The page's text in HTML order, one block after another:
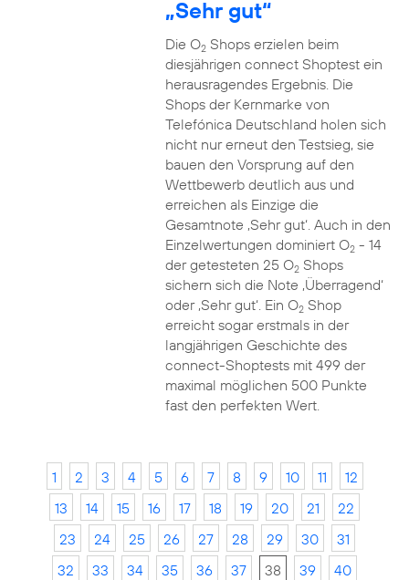
„Sehr gut“
Die O2Shops erzielen beim
diesjährigen connect Shoptest ein
herausragendes Ergebnis. Die
Shops der Kernmarke von
Telefónica Deutschland holen sich
nicht nur erneut den Testsieg, sie
bauen den Vorsprung auf den
Wettbewerb deutlich aus und
erreichen als Einzige die
Gesamtnote ‚Sehr gut‘. Auch in den
Einzelwertungen dominiert O2- 14
der getesteten 25 O2Shops
sichern sich die Note ‚Überragend‘
oder ‚Sehr gut‘. Ein O2Shop
erreicht sogar erstmals in der
langjährigen Geschichte des
connect-Shoptests mit 499 der
maximal möglichen 500 Punkte
fast den perfekten Wert.
1 2 3 4 5 6 7 8 9 10 11
12
13
14 15 16 17 18 19 20 21
22
23
24 25 26 27 28 29 30
31
32
33 34 35 36 37 38 39
40